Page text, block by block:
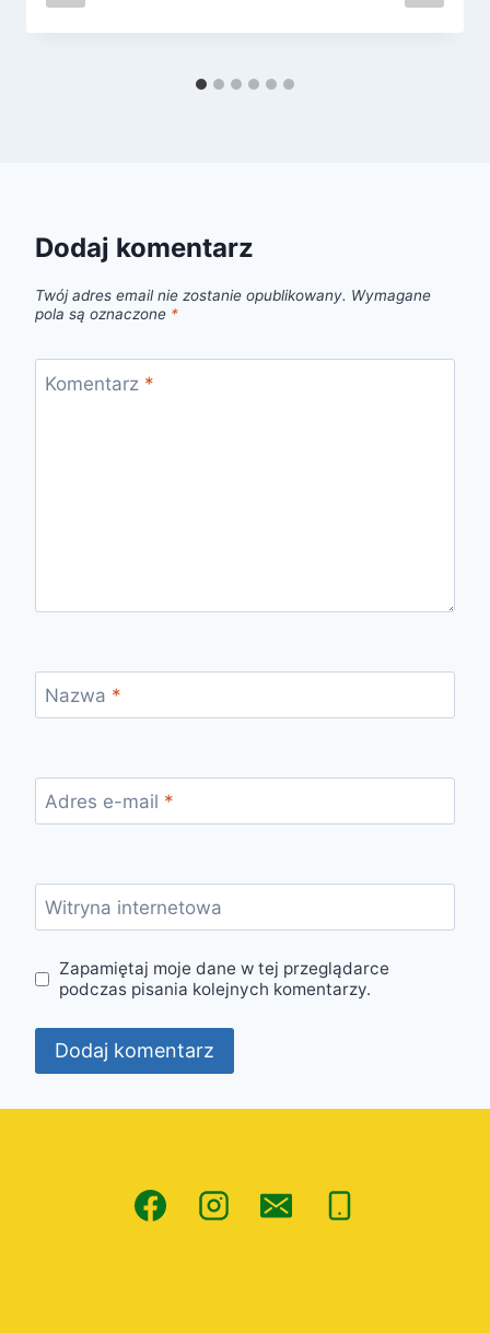
Dodaj komentarz
Twój adres email nie zostanie opublikowany. Wymagane
pola są oznaczone *
Komentarz *
Nazwa *
Adres e-mail *
Witryna internetowa
Zapamiętaj moje dane w tej przeglądarce
podczas pisania kolejnych komentarzy.